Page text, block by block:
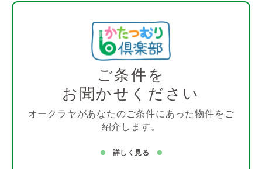
ご条件を
お聞かせください
オークラヤがあなたのご条件にあった物件をご
紹介します。
詳しく見る